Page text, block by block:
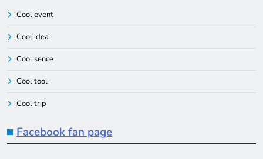
Cool event
Cool idea
Cool sence
Cool tool
Cool trip
Facebook fan page